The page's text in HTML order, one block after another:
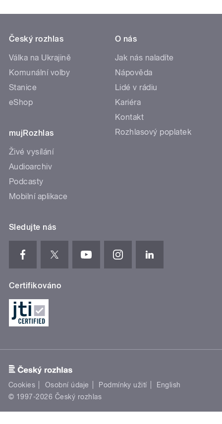
Český rozhlas
Válka na Ukrajině
Komunální volby
Stanice
eShop
mujRozhlas
Živé vysílání
Audioarchiv
Podcasty
Mobilní aplikace
O nás
Jak nás naladíte
Nápověda
Lidé v rádiu
Kariéra
Kontakt
Rozhlasový poplatek
Sledujte nás
Certifikováno
Cookies Osobní údaje Podmínky užití
English
© 1997-2026 Český rozhlas